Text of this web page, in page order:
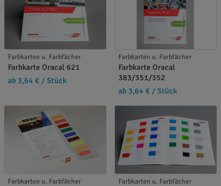
Farbkarten u. Farbfächer
Farbkarte Oracal 621
ab 3,64 € / Stück
Farbkarten u. Farbfächer
Farbkarte Oracal
383/351/352
ab 3,64 € / Stück
Farbkarten u. Farbfächer Farbkarten u. Farbfächer